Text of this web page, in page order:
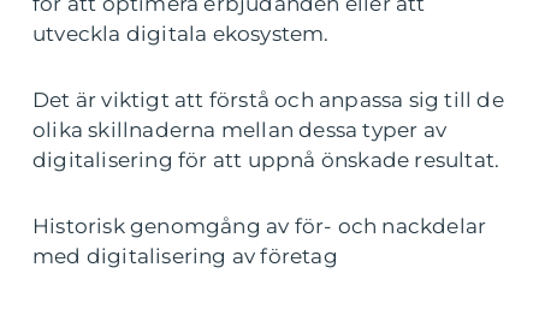
utveckla digitala ekosystem.
Det är viktigt att förstå och anpassa sig till de
olika skillnaderna mellan dessa typer av
digitalisering för att uppnå önskade resultat.
Historisk genomgång av för- och nackdelar
med digitalisering av företag